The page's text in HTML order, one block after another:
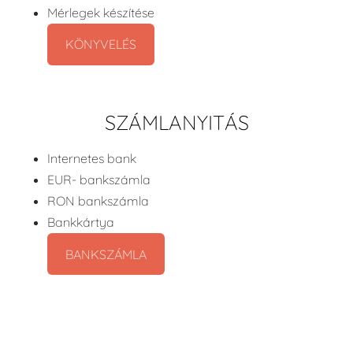
Mérlegek készítése
KÖNYVELÉS
SZÁMLANYITÁS
Internetes bank
EUR- bankszámla
RON bankszámla
Bankkártya
BANKSZÁMLA